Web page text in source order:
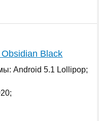
Black
Android 5.1 Lollipop;